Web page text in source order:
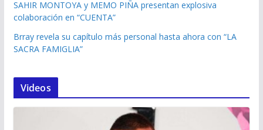
SAHIR MONTOYA y MEMO PIÑA presentan explosiva
colaboración en “CUENTA”
Brray revela su capítulo más personal hasta ahora con “LA
SACRA FAMIGLIA”
Videos